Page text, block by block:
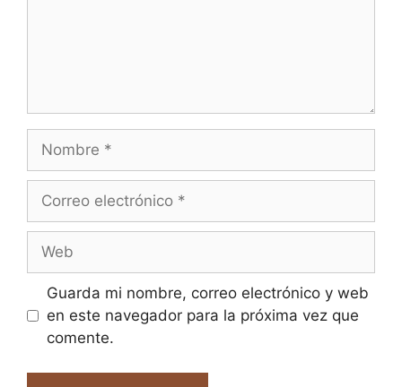
Nombre
Correo
Web
Guarda mi nombre, correo electrónico y web
en este navegador para la próxima vez que
comente.